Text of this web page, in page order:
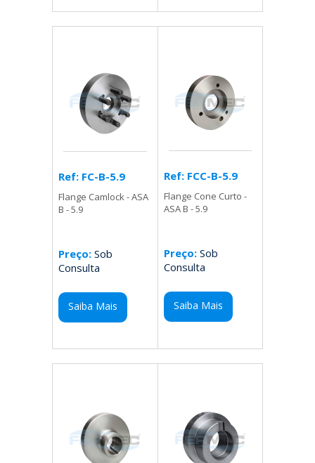
Ref: FC-B-5.9
Flange Camlock - ASA
B - 5.9
Preço: Sob
Consulta
Saiba Mais
Ref: FCC-B-5.9
Flange Cone Curto -
ASA B - 5.9
Preço:Sob
Consulta
Saiba Mais